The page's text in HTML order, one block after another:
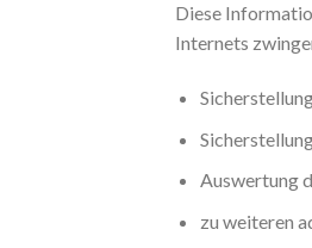
Diese
Internets
Auswertung
zu weiteren